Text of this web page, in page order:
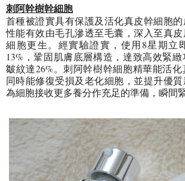
刺阿幹樹幹細胞
首種被證實具有保護及活化真皮幹細胞
性能有效由毛孔滲透至毛囊，深入至真
細胞更生。經實驗證實，使用8星期立
13%，鞏固肌膚底層構造，達致高效緊
皺紋達26%。刺阿幹樹幹細胞精華能活化
同時能修復受損及老化細胞，並提升優質
為細胞接收更多養分作充足的準備，瞬間